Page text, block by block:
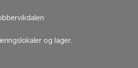
og lager.